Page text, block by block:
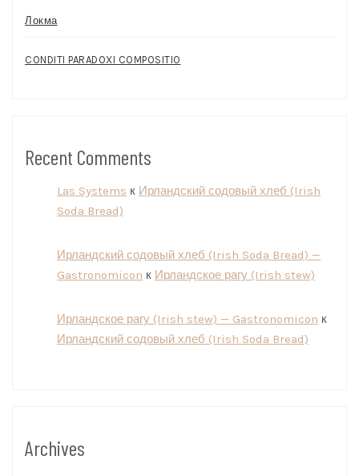
Локма
CONDITI PARADOXI COMPOSITIO
Recent Comments
Las Systems к Ирландский содовый хлеб (Irish
Soda Bread)
Ирландский содовый хлеб (Irish Soda Bread) —
Gastronomicon к Ирландское рагу (Irish stew)
Ирландское рагу (Irish stew) — Gastronomicon к
Ирландский содовый хлеб (Irish Soda Bread)
Archives